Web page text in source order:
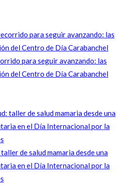
para seguir avanzando: las
del Centro de Día Carabanchel
de salud mamaria desde una
en el Día Internacional por la